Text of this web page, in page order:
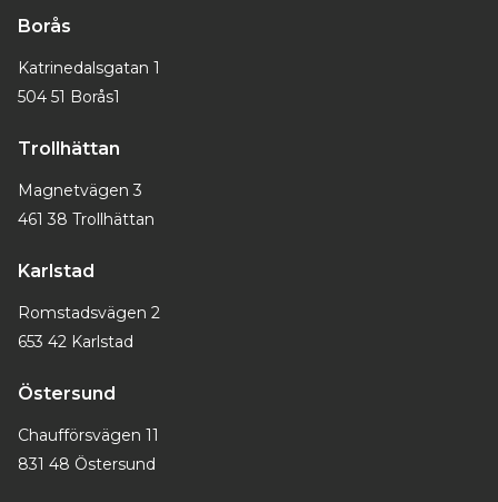
Borås
Katrinedalsgatan 1
504 51 Borås1
Trollhättan
Magnetvägen 3
461 38 Trollhättan
Karlstad
Romstadsvägen 2
653 42 Karlstad
Östersund
Chaufförsvägen 11
831 48 Östersund